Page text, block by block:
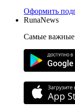
Оформить
RunaNews
Самые важные